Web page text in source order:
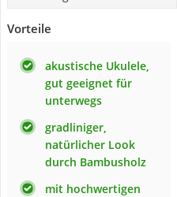
Vorteile
akustische Ukulele,
gut geeignet für
unterwegs
gradliniger,
natürlicher Look
durch Bambusholz
mit hochwertigen